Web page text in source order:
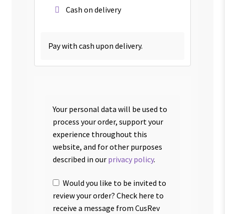
Cash on delivery
Pay with cash upon delivery.
Your personal data will be used to
process your order, support your
experience throughout this
website, and for other purposes
described in our privacy policy.
Would you like to be invited to
review your order? Check here to
receive a message from CusRev